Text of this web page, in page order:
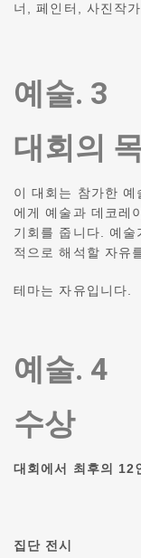
너, 페인터, 사진작
예술. 3
대회의
이 대회는 참가한
에게 예술과 데코레
기회를 줍니다.예술
적으로 해석할 자유
테마는 자유입니다.
예술. 4
수상
대회에서 최후의 12
집단 전시